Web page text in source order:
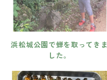
浜松城公園で蝉を取ってきま
した。